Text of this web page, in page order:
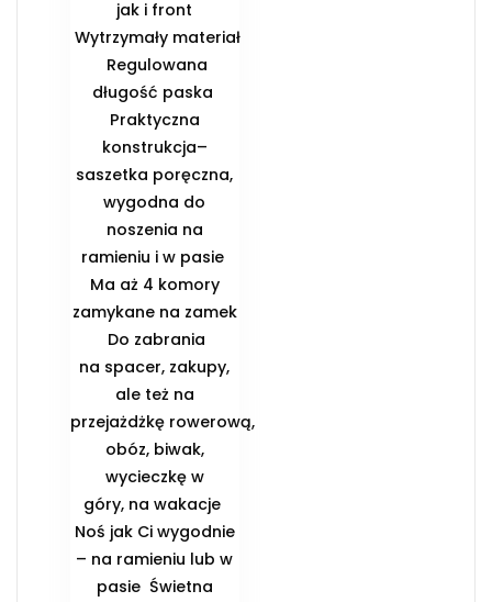
jak i front
️ Wytrzymały materiał
️ Regulowana
długość paska ️
Praktyczna
konstrukcja–
saszetka poręczna,
wygodna do
noszenia na
ramieniu i w pasie ️
Ma aż 4 komory
zamykane na zamek
️ Do zabrania
na spacer, zakupy,
ale też na
przejażdżkę rowerową,
obóz, biwak,
wycieczkę w
góry, na wakacje ️
Noś jak Ci wygodnie
– na ramieniu lub w
pasie ️ Świetna